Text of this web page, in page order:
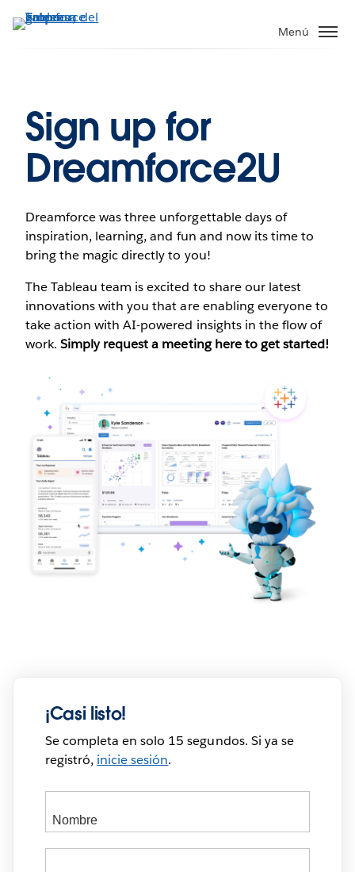
Menú
Sign up for
Dreamforce2U
Dreamforce was three unforgettable days of
inspiration, learning, and fun and now its time to
bring the magic directly to you!
The Tableau team is excited to share our latest
innovations with you that are enabling everyone to
take action with AI-powered insights in the flow of
work.Simply request a meeting here to get started!
¡Casi listo!
Se completa en solo 15 segundos. Si ya se
registró, inicie sesión.